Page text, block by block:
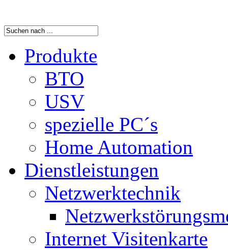
Produkte
BTO
USV
spezielle PC´s
Home Automation
Dienstleistungen
Netzwerktechnik
Internet Visitenkarte